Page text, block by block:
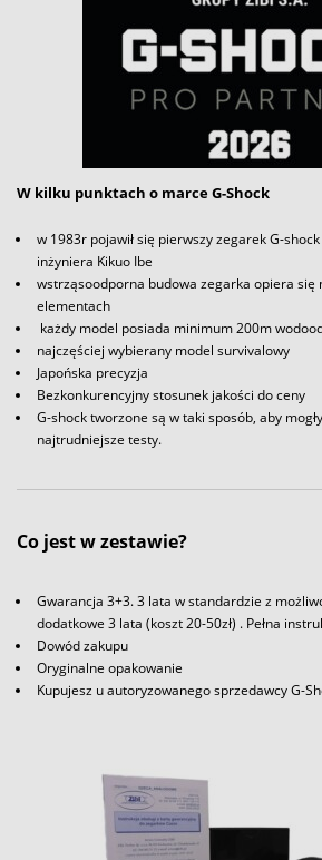
W kilku punktach o marce G-Shock
w 1983r pojawił się pierwszy zegarek G-
inżyniera Kikuo Ibe
wstrząsoodporna budowa zegarka opiera się
elementach
każdy model posiada minimum 200m
najczęściej wybierany model survivalowy
Japońska precyzja
Bezkonkurencyjny stosunek jakości do ceny
G-shock tworzone są w taki sposób, aby
najtrudniejsze testy.
Co jest w zestawie?
Gwarancja 3+3. 3 lata w standardzie z
dodatkowe 3 lata (koszt 20-50zł) . Pełna
Dowód zakupu
Oryginalne opakowanie
Kupujesz u autoryzowanego sprzedawcy G-